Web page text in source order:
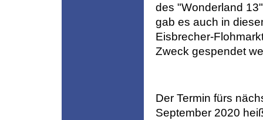
des "Wonderland
gab es auch in
Eisbrecher-
Zweck gespendet
Der Termin fürs
September 2020